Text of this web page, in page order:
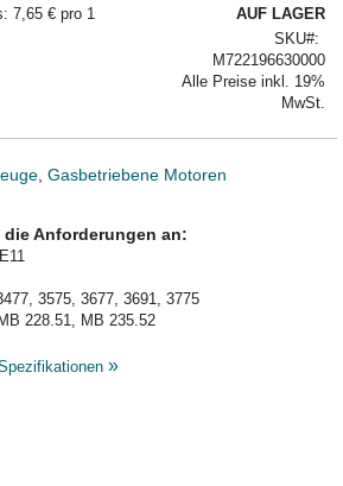
7,65 € pro 1
AUF LAGER
SKU
M722196630000
Alle Preise inkl. 19%
MwSt.
Gasbetriebene Motoren
Anforderungen an:
3575, 3677, 3691, 3775
228.51, MB 235.52
»